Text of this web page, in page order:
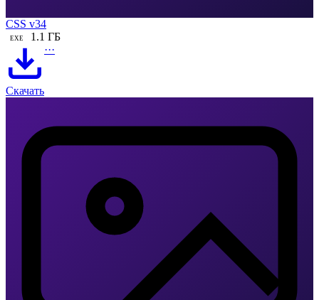
CSS v34
EXE 1.1 ГБ
Скачать
···